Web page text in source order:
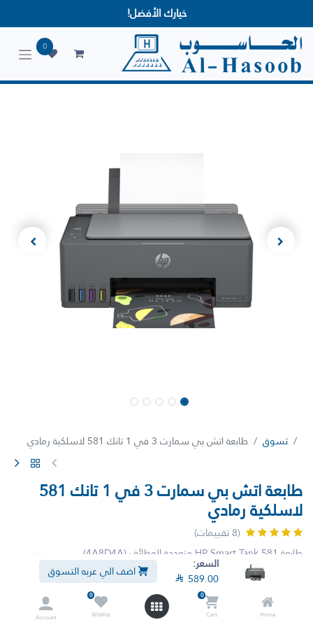
السعر:
 589.00 اضف الي عربه التسوق
Home
0
Cart
0
Wishlist
Account
خيارك الأفضل!
0
تسوق طابعة اتش بي سمارت 3 في 1 تانك 581 لاسلكية رمادي
طابعة اتش بي سمارت 3 في 1 تانك 581
لاسلكية رمادي
(8 تقييمات)
طابعة HP Smart Tank 581 متعددة الوظائف (4A8D4A)
استمتع بالاعتمادية اليومية مع طابعة HP Smart Tank 581 متعددة
الوظائف، التي تقدم الجودة المعروفة من HP مع توفير غير متوقع في
التكاليف¹.
الوظائف: طباعة، نسخ، مسح ضوئي